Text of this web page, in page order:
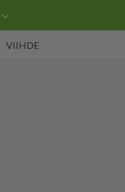
VIIHDE